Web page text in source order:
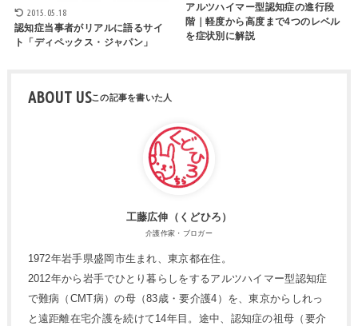
2015.05.18
認知症当事者がリアルに語るサイ
ト「ディペックス・ジャパン」
アルツハイマー型認知症の進行段
階｜軽度から高度まで4つのレベル
を症状別に解説
ABOUT US
工藤広伸（くどひろ）
介護作家・ブロガー
1972年岩手県盛岡市生まれ、東京都在住。
2012年から岩手でひとり暮らしをするアルツハイマー型認知症
で難病（CMT病）の母（83歳・要介護4）を、東京からしれっ
と遠距離在宅介護を続けて14年目。途中、認知症の祖母（要介